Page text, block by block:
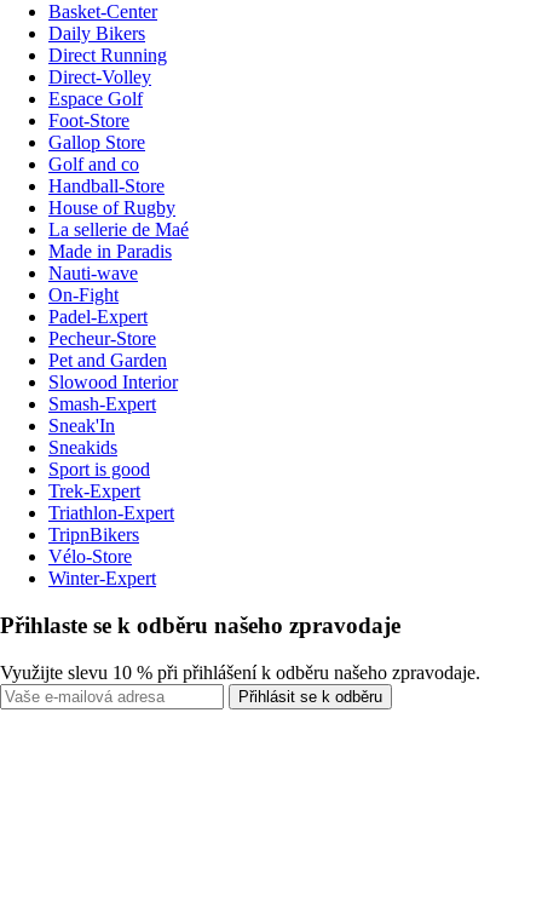
Basket-Center
Daily Bikers
Direct Running
Direct-Volley
Espace Golf
Foot-Store
Gallop Store
Golf and co
Handball-Store
House of Rugby
La sellerie de Maé
Made in Paradis
Nauti-wave
On-Fight
Padel-Expert
Pecheur-Store
Pet and Garden
Slowood Interior
Smash-Expert
Sneak'In
Sneakids
Sport is good
Trek-Expert
Triathlon-Expert
TripnBikers
Vélo-Store
Winter-Expert
Přihlaste se k odběru našeho zpravodaje
Využijte slevu 10 % při přihlášení k odběru našeho zpravodaje.
Přihlásit se k odběru